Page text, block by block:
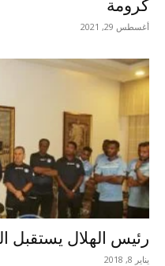
كرومة
أغسطس 29, 2021
رئيس الهلال يستقبل
يناير 8, 2018